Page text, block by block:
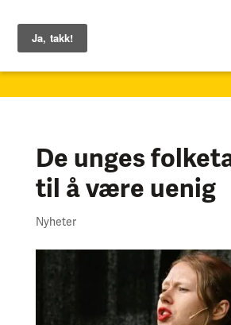
De unges
til å være uenig
Nyheter